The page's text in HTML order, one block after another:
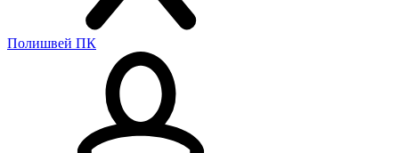
Полишвей ПК